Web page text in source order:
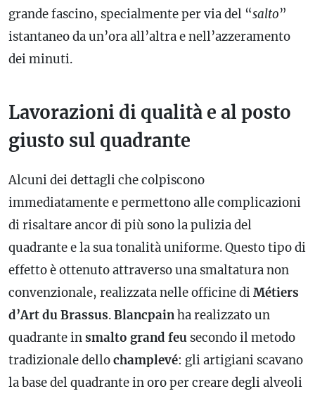
grande fascino, specialmente per via del “salto”
istantaneo da un’ora all’altra e nell’azzeramento
dei minuti.
Lavorazioni di qualità e al posto
giusto sul quadrante
Alcuni dei dettagli che colpiscono
immediatamente e permettono alle complicazioni
di risaltare ancor di più sono la pulizia del
quadrante e la sua tonalità uniforme. Questo tipo di
effetto è ottenuto attraverso una smaltatura non
convenzionale, realizzata nelle officine diMétiers
d’Art du Brassus.Blancpainha realizzato un
quadrante insmalto grand feu secondo il metodo
tradizionale dellochamplevé: gli artigiani scavano
la base del quadrante in oro per creare degli alveoli